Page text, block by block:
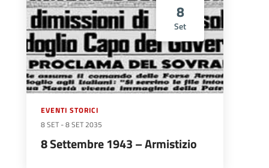
8
Set
EVENTI STORICI
8 SET -8 SET 2035
8 Settembre 1943 – Armistizio